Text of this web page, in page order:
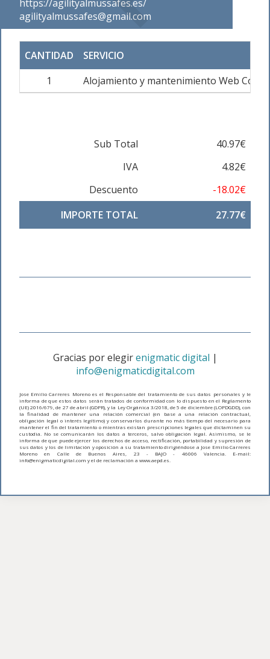
https://agilityalmussafes.es/
agilityalmussafes@gmail.com
CANTIDAD
SERVICIO
1
Alojamiento y mantenimiento Web
Sub Total
40.97€
IVA
4.82€
Descuento
-18.02€
IMPORTE TOTAL
27.77€
Gracias por elegirenigmatic digital |
info@enigmaticdigital.com
Jose Emilio Carreres Moreno es el Responsable del tratamiento de sus datos personales y le
informa de que estos datos serán tratados de conformidad con lo dispuesto en el Reglamento
(UE) 2016/679, de 27 de abril (GDPR), y la Ley Orgánica 3/2018, de 5 de diciembre (LOPDGDD), con
la finalidad de mantener una relación comercial (en base a una relación contractual,
obligación legal o interés legítimo) y conservarlos durante no más tiempo del necesario para
mantener el fin del tratamiento o mientras existan prescripciones legales que dictaminen su
custodia. No se comunicarán los datos a terceros, salvo obligación legal. Asimismo, se le
informa de que puede ejercer los derechos de acceso, rectificación, portabilidad y supresión de
sus datos y los de limitación y oposición a su tratamiento dirigiéndose a Jose Emilio Carreres
Moreno en Calle de Buenos Aires, 23 - BAJO - 46006 Valencia. E-mail:
info@enigmaticdigital.com y el de reclamación a www.aepd.es.